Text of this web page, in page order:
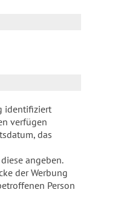
identifiziert
verfügen
das
angeben.
der Werbung
Person